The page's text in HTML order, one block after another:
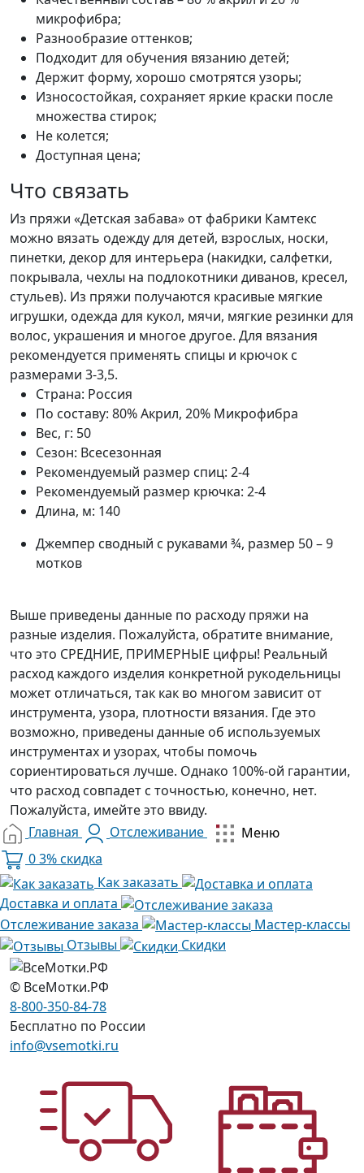
микрофибра;
Разнообразие оттенков;
Подходит для обучения вязанию детей;
Держит форму, хорошо смотрятся узоры;
Износостойкая, сохраняет яркие краски после
множества стирок;
Не колется;
Доступная цена;
Что связать
Из пряжи «Детская забава» от фабрики Камтекс
можно вязать одежду для детей, взрослых, носки,
пинетки, декор для интерьера (накидки, салфетки,
покрывала, чехлы на подлокотники диванов, кресел,
стульев). Из пряжи получаются красивые мягкие
игрушки, одежда для кукол, мячи, мягкие резинки для
волос, украшения и многое другое. Для вязания
рекомендуется применять спицы и крючок с
размерами 3-3,5.
Страна: Россия
По составу: 80% Акрил, 20% Микрофибра
Вес, г: 50
Сезон: Всесезонная
Рекомендуемый размер спиц: 2-4
Рекомендуемый размер крючка: 2-4
Длина, м: 140
Джемпер сводный с рукавами ¾, размер 50 – 9
мотков
Выше приведены данные по расходу пряжи на
разные изделия. Пожалуйста, обратите внимание,
что это СРЕДНИЕ, ПРИМЕРНЫЕ цифры! Реальный
расход каждого изделия конкретной рукодельницы
может отличаться, так как во многом зависит от
инструмента, узора, плотности вязания. Где это
возможно, приведены данные об используемых
инструментах и узорах, чтобы помочь
сориентироваться лучше. Однако 100%-ой гарантии,
что расход совпадет с точностью, конечно, нет.
Пожалуйста, имейте это ввиду.
Главная
Отслеживание
Меню
03% скидка
Как заказать
Доставка и оплата
Отслеживание заказа
Мастер-классы
Отзывы
Скидки
© ВсеМотки.РФ
8-800-350-84-78
Бесплатно по России
info@vsemotki.ru